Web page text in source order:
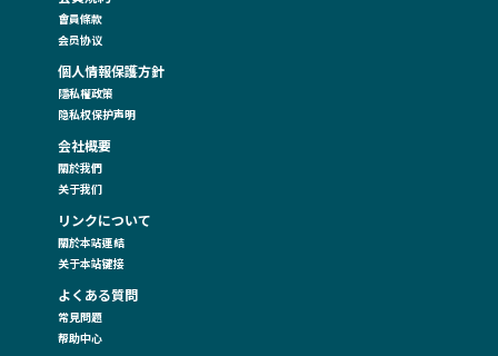
會員條款
会员协议
個人情報保護方針
隱私權政策
隐私权保护声明
会社概要
關於我們
关于我们
リンクについて
關於本站連結
关于本站键接
よくある質問
常見問題
帮助中心